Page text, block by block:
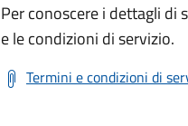
Per conoscere i dettagli di
e le condizioni di servizio.
Termini e condizioni di